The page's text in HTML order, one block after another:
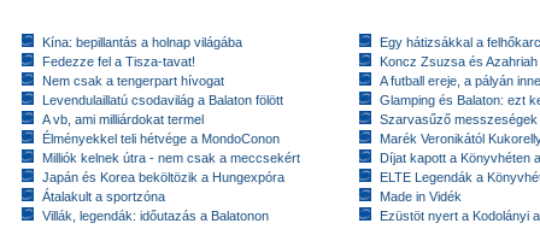
Kína: bepillantás a holnap világába
Fedezze fel a Tisza-tavat!
Nem csak a tengerpart hívogat
Levendulaillatú csodavilág a Balaton fölött
A vb, ami milliárdokat termel
Élményekkel teli hétvége a MondoConon
Milliók kelnek útra - nem csak a meccsekért
Japán és Korea beköltözik a Hungexpóra
Átalakult a sportzóna
Villák, legendák: időutazás a Balatonon
Egy hátizsákkal a
Koncz Zsuzsa és
A futball ereje, a pályán
Glamping és Balaton: ezt
Szarvasűző messzeségek
Marék Veronikától
Díjat kapott a Könyvhéten
ELTE Legendák a
Made in Vidék
Ezüstöt nyert a Kodolányi